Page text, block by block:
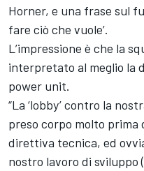
Horner, e una frase sul
fare ciò che vuole’.
L’impressione è che la
interpretato al meglio la
power unit.
“La ‘lobby’ contro la
preso corpo molto prima
direttiva tecnica, ed
nostro lavoro di sviluppo